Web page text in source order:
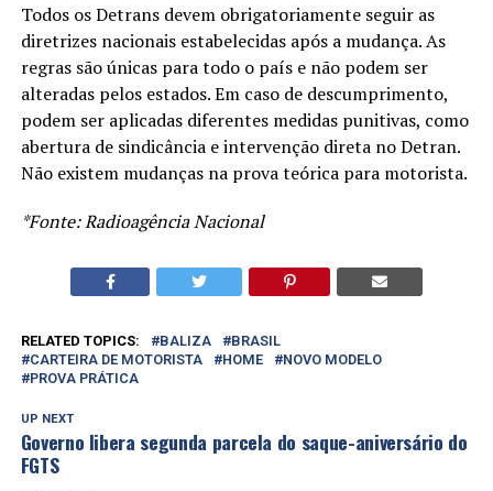
Todos os Detrans devem obrigatoriamente seguir as
diretrizes nacionais estabelecidas após a mudança. As
regras são únicas para todo o país e não podem ser
alteradas pelos estados. Em caso de descumprimento,
podem ser aplicadas diferentes medidas punitivas, como
abertura de sindicância e intervenção direta no Detran.
Não existem mudanças na prova teórica para motorista.
*Fonte: Radioagência Nacional
RELATED TOPICS: BALIZA
BRASIL
CARTEIRA DE MOTORISTA
HOME
NOVO MODELO
PROVA PRÁTICA
UP NEXT
Governo libera segunda parcela do saque-aniversário do
FGTS